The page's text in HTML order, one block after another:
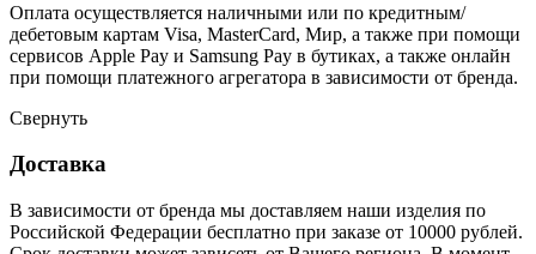
Оплата осуществляется наличными или по кредитным/
дебетовым картам Visa, MasterCard, Мир, а также при помощи
сервисов Apple Pay и Samsung Pay в бутиках, а также онлайн
при помощи платежного агрегатора в зависимости от бренда.
Свернуть
Доставка
В зависимости от бренда мы доставляем наши изделия по
Российской Федерации бесплатно при заказе от 10000 рублей.